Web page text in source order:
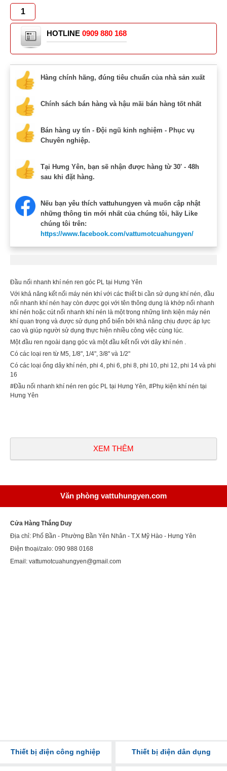
HOTLINE 0909 880 168
Hàng chính hãng, đúng tiêu chuẩn của nhà sản xuất
Chính sách bán hàng và hậu mãi bán hàng tốt nhất
Bán hàng uy tín - Đội ngũ kinh nghiệm - Phục vụ
Chuyên nghiệp.
Tại Hưng Yên, bạn sẽ nhận được hàng từ 30' - 48h
sau khi đặt hàng.
Nếu bạn yêu thích vattuhungyen và muốn cập nhật
những thông tin mới nhất của chúng tôi, hãy Like
chúng tôi trên:
https://www.facebook.com/vattumotcuahungyen/
Đầu nối nhanh khí nén ren góc PL tại Hưng Yên
Với khả năng kết nối máy nén khí với các thiết bi cần sử dụng khí nén, đầu
nối nhanh khí nén hay còn được gọi với tên thông dụng là khớp nối nhanh
khí nén hoặc cút nối nhanh khí nén là một trong những linh kiện máy nén
khí quan trọng và được sử dụng phổ biến bởi khả năng chịu được áp lực
cao và giúp người sử dụng thực hiện nhiều công việc cùng lúc.
Một đầu ren ngoài dạng góc và một đầu kết nối với dây khí nén .
Có các loại ren từ M5, 1/8", 1/4", 3/8" và 1/2"
Có các loại ống dây khí nén, phi 4, phi 6, phi 8, phi 10, phi 12, phi 14 và phi
16
#Đầu nối nhanh khí nén ren góc PL tại Hưng Yên, #Phụ kiện khí nén tại
Hưng Yên
XEM THÊM
Văn phòng vattuhungyen.com
Cửa Hàng Thắng Duy
Địa chỉ: Phố Bần - Phường Bần Yên Nhân - T.X Mỹ Hào - Hưng Yên
Điện thoại/zalo: 090 988 0168
Email: vattumotcuahungyen@gmail.com
Thiết bị điện công nghiệp Thiết bị điện dân dụng